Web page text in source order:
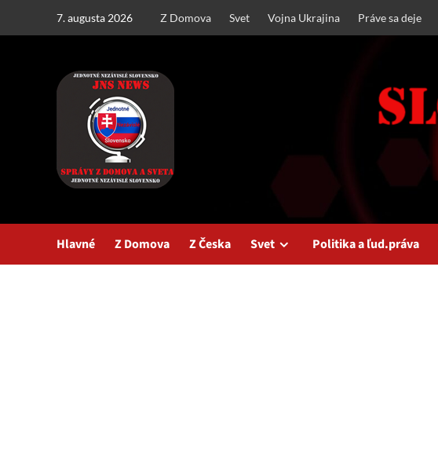
7. augusta 2026 Z Domova Svet Vojna Ukrajina Práve sa deje
Hlavné Z Domova Z Česka Svet Politika a ľud.práva